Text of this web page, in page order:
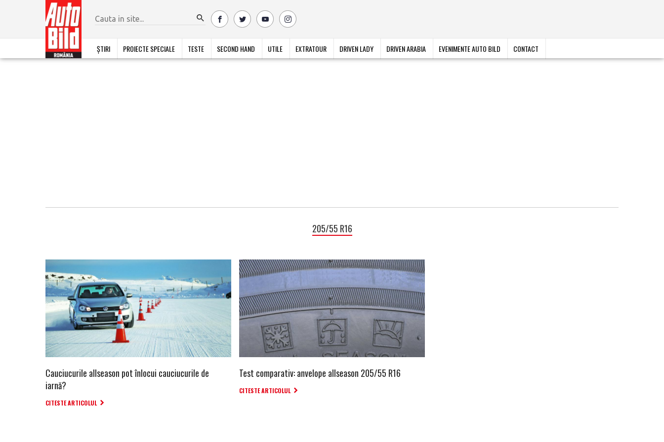
ȘTIRI PROIECTE SPECIALE TESTE SECOND HAND UTILE EXTRATOUR DRIVEN LADY DRIVEN ARABIA EVENIMENTE AUTO BILD CONTACT
205/55 R16
Cauciucurile allseason pot înlocui cauciucurile de
iarnă?
CITESTE ARTICOLUL
Test comparativ: anvelope allseason 205/55 R16
CITESTE ARTICOLUL